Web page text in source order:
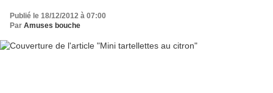
Publié le 18/12/2012 à 07:00
Par Amuses bouche